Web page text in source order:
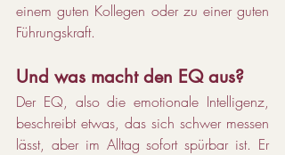
einem guten Kollegen oder zu einer guten
Führungskraft.
Und was macht den EQ aus?
Der EQ, also die emotionale Intelligenz,
beschreibt etwas, das sich schwer messen
lässt, aber im Alltag sofort spürbar ist. Er